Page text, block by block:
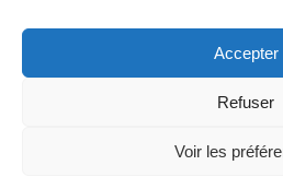
Accepter
Refuser
Voir les